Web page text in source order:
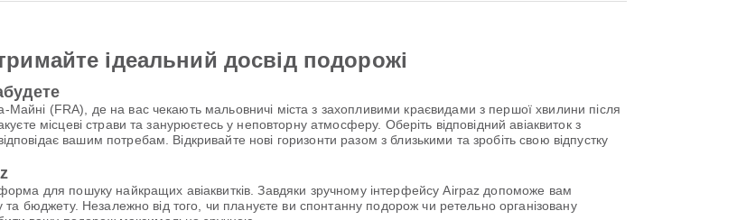
ідеальний досвід подорожі
(FRA), де на вас чекають мальовничі міста з захопливими краєвидами з першої хвилини після
місцеві страви та занурюєтесь у неповторну атмосферу. Оберіть відповідний авіаквиток з
вашим потребам. Відкривайте нові горизонти разом з близькими та зробіть свою відпустку
для пошуку найкращих авіаквитків. Завдяки зручному інтерфейсу Airpaz допоможе вам
бюджету. Незалежно від того, чи плануєте ви спонтанну подорож чи ретельно організовану